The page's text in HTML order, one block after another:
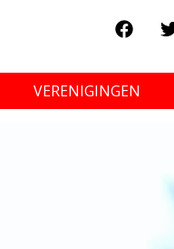
VERENIGINGEN